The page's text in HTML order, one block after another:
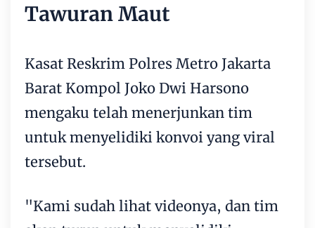
Tawuran Maut
Kasat Reskrim Polres Metro Jakarta
Barat Kompol Joko Dwi Harsono
mengaku telah menerjunkan tim
untuk menyelidiki konvoi yang viral
tersebut.
"Kami sudah lihat videonya, dan tim